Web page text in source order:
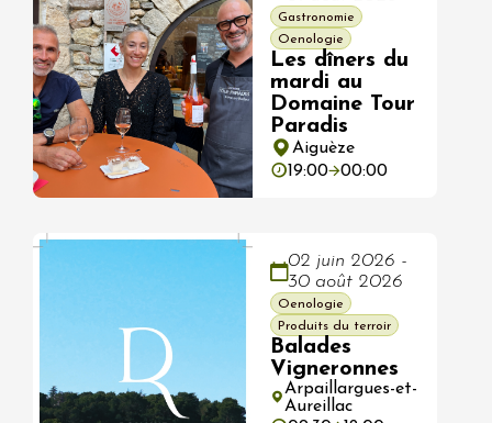
Gastronomie
Oenologie
Les dîners du
mardi au
Domaine Tour
Paradis
Aiguèze
19:00
00:00
02 juin 2026 -
30 août 2026
Oenologie
Produits du terroir
Balades
Vigneronnes
Arpaillargues-et-
Aureillac